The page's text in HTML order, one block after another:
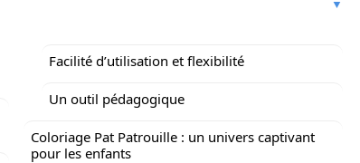
Facilité d’utilisation et flexibilité
Un outil pédagogique
Coloriage Pat Patrouille : un univers captivant
pour les enfants